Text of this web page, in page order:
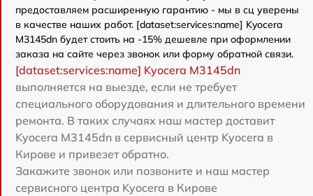
предоставляем расширенную гарантию - мы в сц уверены
в качестве наших работ. [dataset:services:name] Kyocera
M3145dn будет стоить на -15% дешевле при оформлении
заказа на сайте через звонок или форму обратной связи.
[dataset:services:name] Kyocera M3145dn
выполняется на выезде, если не требует
специального оборудования и длительного времени
ремонта. В таких случаях наш мастер доставит
Kyocera M3145dn в сервисный центр Kyocera в
Кирове и привезет обратно.
Закажите звонок или позвоните и наш мастер
сервисного центра Kyocera в Кирове